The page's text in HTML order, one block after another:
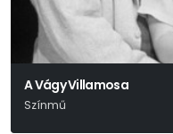
A Vágy Villamosa
Színmű